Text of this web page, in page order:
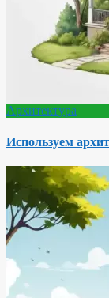
Архитектура
Используем